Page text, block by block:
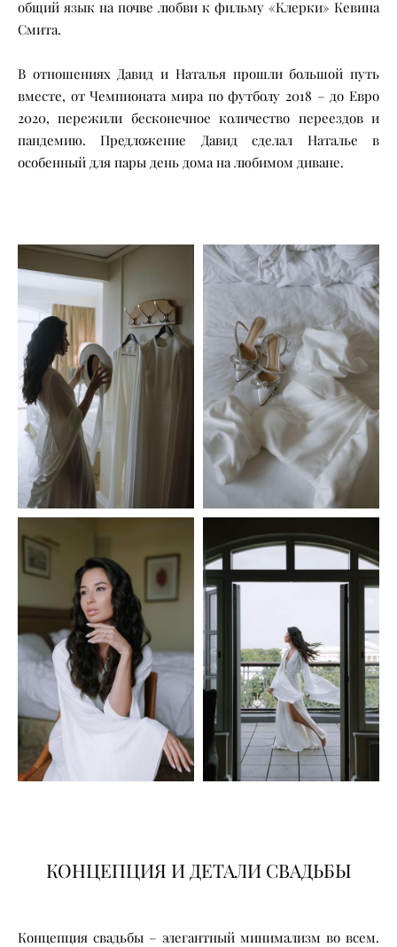
общий язык на почве любви к фильму «Клерки» Кевина
Смита.
В отношениях Давид и Наталья прошли большой путь
вместе, от Чемпионата мира по футболу 2018 – до Евро
2020, пережили бесконечное количество переездов и
пандемию. Предложение Давид сделал Наталье в
особенный для пары день дома на любимом диване.
КОНЦЕПЦИЯ И ДЕТАЛИ СВАДЬБЫ
Концепция свадьбы – элегантный минимализм во всем.